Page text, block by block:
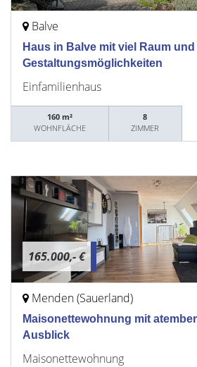
Balve
Haus in Balve mit viel Raum und
Gestaltungsmöglichkeiten
Einfamilienhaus
160 m²
WOHNFLÄCHE
8
ZIMMER
165.000,- €
Menden (Sauerland)
Maisonettewohnung mit
Ausblick
Maisonettewohnung